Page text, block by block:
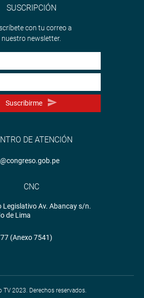
SUSCRIPCIÓN
con tu correo a
nuestro newsletter.
Suscribirme
DE ATENCIÓN
CNC
Legislativo Av. Abancay s/n.
de Lima
(Anexo 7541)
TV 2023. Derechos reservados.